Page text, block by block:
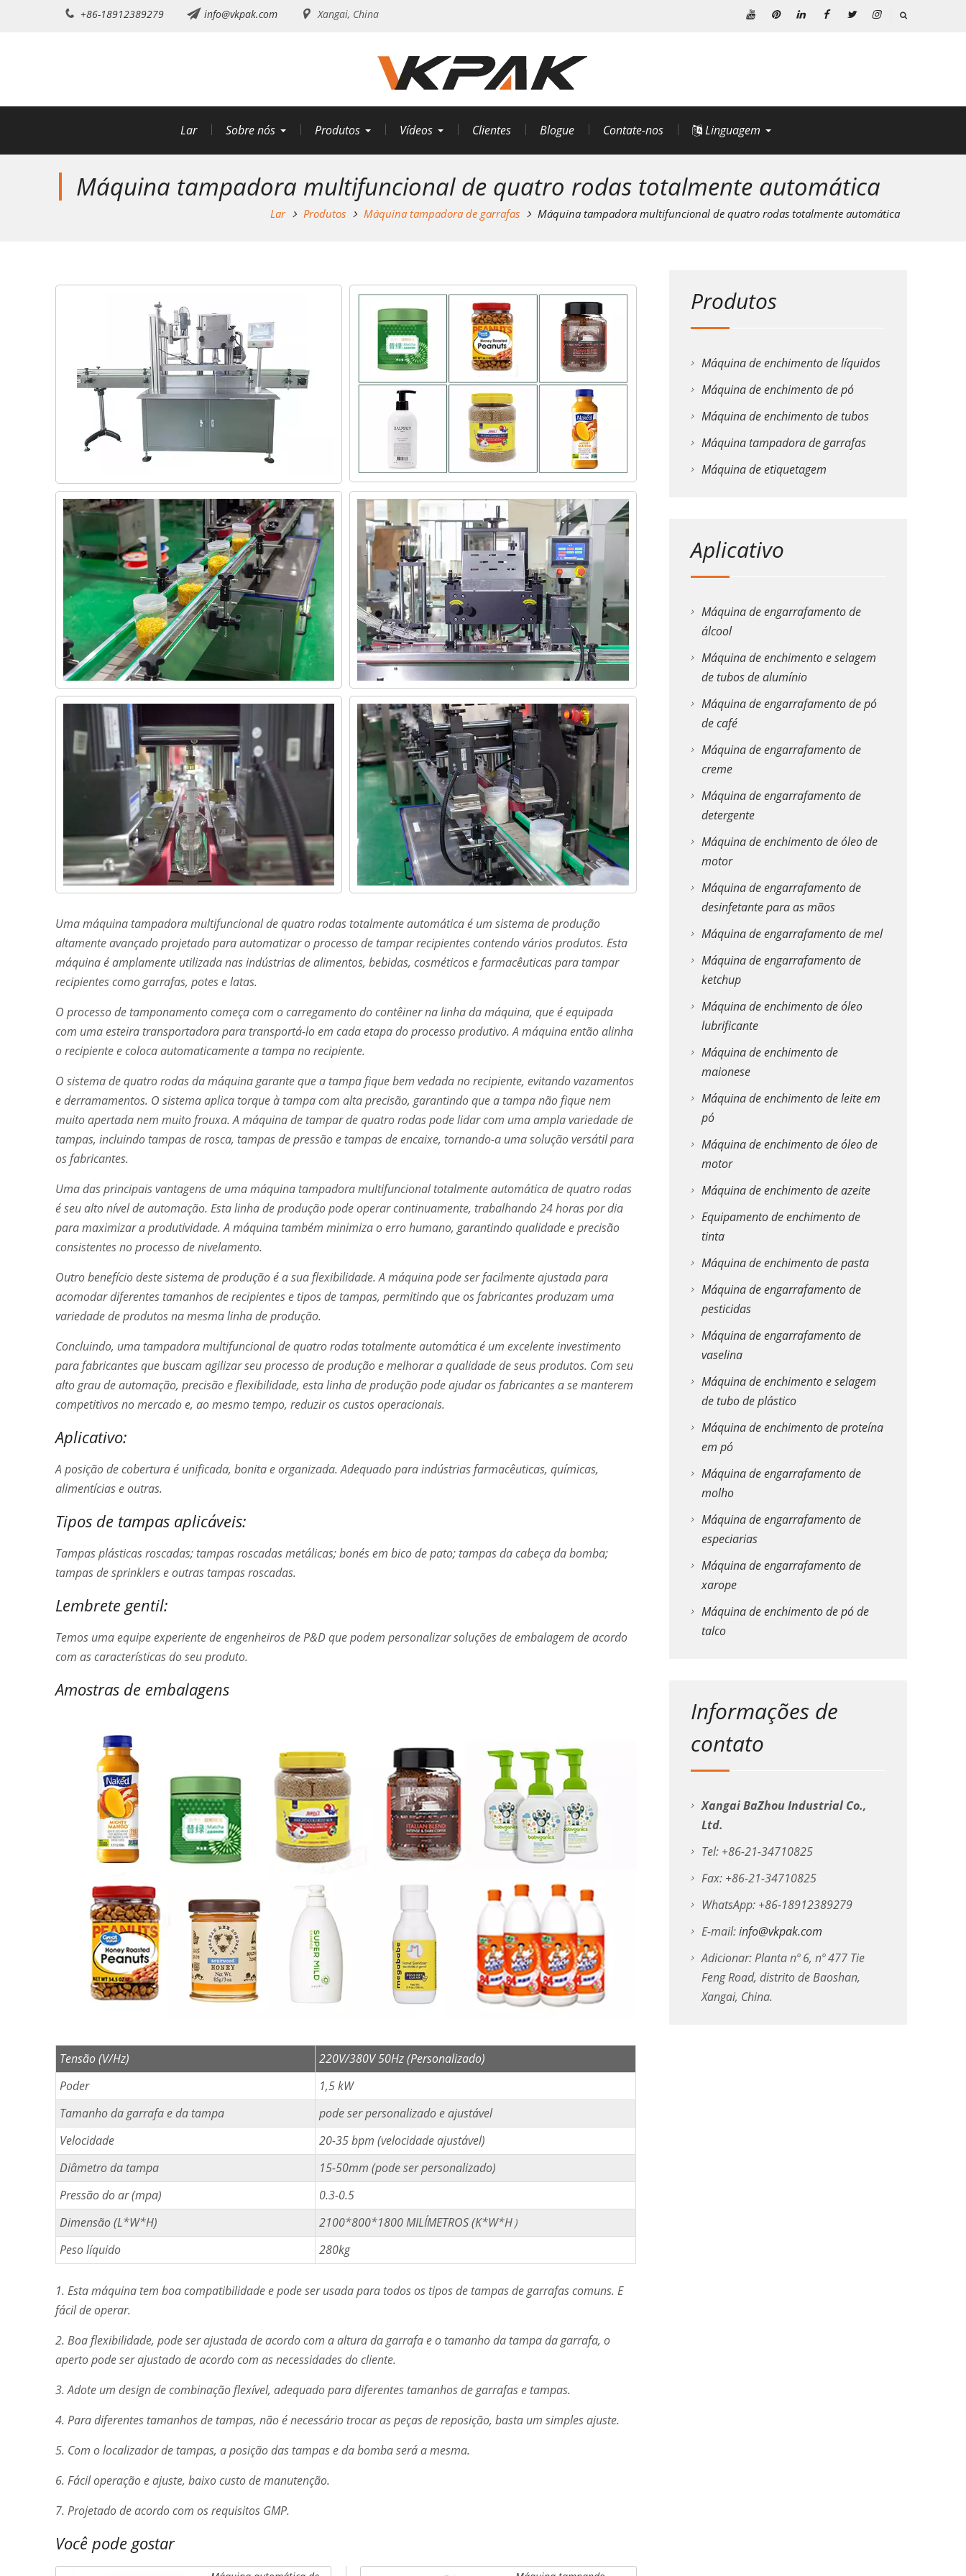
+86-18912389279 info@vkpak.com Xangai, China
Lar Sobre nós Produtos Vídeos Clientes Blogue Contate-nos Linguagem
Máquina tampadora multifuncional de quatro rodas totalmente automática
Lar Produtos Máquina tampadora de garrafas Máquina tampadora multifuncional de quatro rodas totalmente automática
Uma máquina tampadora multifuncional de quatro rodas totalmente automática é um sistema de produção
altamente avançado projetado para automatizar o processo de tampar recipientes contendo vários produtos. Esta
máquina é amplamente utilizada nas indústrias de alimentos, bebidas, cosméticos e farmacêuticas para tampar
recipientes como garrafas, potes e latas.
O processo de tamponamento começa com o carregamento do contêiner na linha da máquina, que é equipada
com uma esteira transportadora para transportá-lo em cada etapa do processo produtivo. A máquina então alinha
o recipiente e coloca automaticamente a tampa no recipiente.
O sistema de quatro rodas da máquina garante que a tampa fique bem vedada no recipiente, evitando vazamentos
e derramamentos. O sistema aplica torque à tampa com alta precisão, garantindo que a tampa não fique nem
muito apertada nem muito frouxa. A máquina de tampar de quatro rodas pode lidar com uma ampla variedade de
tampas, incluindo tampas de rosca, tampas de pressão e tampas de encaixe, tornando-a uma solução versátil para
os fabricantes.
Uma das principais vantagens de uma máquina tampadora multifuncional totalmente automática de quatro rodas
é seu alto nível de automação. Esta linha de produção pode operar continuamente, trabalhando 24 horas por dia
para maximizar a produtividade. A máquina também minimiza o erro humano, garantindo qualidade e precisão
consistentes no processo de nivelamento.
Outro benefício deste sistema de produção é a sua flexibilidade. A máquina pode ser facilmente ajustada para
acomodar diferentes tamanhos de recipientes e tipos de tampas, permitindo que os fabricantes produzam uma
variedade de produtos na mesma linha de produção.
Concluindo, uma tampadora multifuncional de quatro rodas totalmente automática é um excelente investimento
para fabricantes que buscam agilizar seu processo de produção e melhorar a qualidade de seus produtos. Com seu
alto grau de automação, precisão e flexibilidade, esta linha de produção pode ajudar os fabricantes a se manterem
competitivos no mercado e, ao mesmo tempo, reduzir os custos operacionais.
Aplicativo:
A posição de cobertura é unificada, bonita e organizada. Adequado para indústrias farmacêuticas, químicas,
alimentícias e outras.
Tipos de tampas aplicáveis:
Tampas plásticas roscadas; tampas roscadas metálicas; bonés em bico de pato; tampas da cabeça da bomba;
tampas de sprinklers e outras tampas roscadas.
Lembrete gentil:
Temos uma equipe experiente de engenheiros de P&D que podem personalizar soluções de embalagem de acordo
com as características do seu produto.
Amostras de embalagens
Tensão (V/Hz)
220V/380V 50Hz (Personalizado)
Poder
1,5 kW
Tamanho da garrafa e da tampa
pode ser personalizado e ajustável
Velocidade
20-35 bpm (velocidade ajustável)
Diâmetro da tampa
15-50mm (pode ser personalizado)
Pressão do ar (mpa)
0.3-0.5
Dimensão (L*W*H)
2100*800*1800 MILÍMETROS (K*W*H）
Peso líquido
280kg
1. Esta máquina tem boa compatibilidade e pode ser usada para todos os tipos de tampas de garrafas comuns. E
fácil de operar.
2. Boa flexibilidade, pode ser ajustada de acordo com a altura da garrafa e o tamanho da tampa da garrafa, o
aperto pode ser ajustado de acordo com as necessidades do cliente.
3. Adote um design de combinação flexível, adequado para diferentes tamanhos de garrafas e tampas.
4. Para diferentes tamanhos de tampas, não é necessário trocar as peças de reposição, basta um simples ajuste.
5. Com o localizador de tampas, a posição das tampas e da bomba será a mesma.
6. Fácil operação e ajuste, baixo custo de manutenção.
7. Projetado de acordo com os requisitos GMP.
Você pode gostar
Produtos
Máquina de enchimento de líquidos
Máquina de enchimento de pó
Máquina de enchimento de tubos
Máquina tampadora de garrafas
Máquina de etiquetagem
Aplicativo
Máquina de engarrafamento de
álcool
Máquina de enchimento e selagem
de tubos de alumínio
Máquina de engarrafamento de pó
de café
Máquina de engarrafamento de
creme
Máquina de engarrafamento de
detergente
Máquina de enchimento de óleo de
motor
Máquina de engarrafamento de
desinfetante para as mãos
Máquina de engarrafamento de mel
Máquina de engarrafamento de
ketchup
Máquina de enchimento de óleo
lubrificante
Máquina de enchimento de
maionese
Máquina de enchimento de leite em
pó
Máquina de enchimento de óleo de
motor
Máquina de enchimento de azeite
Equipamento de enchimento de
tinta
Máquina de enchimento de pasta
Máquina de engarrafamento de
pesticidas
Máquina de engarrafamento de
vaselina
Máquina de enchimento e selagem
de tubo de plástico
Máquina de enchimento de proteína
em pó
Máquina de engarrafamento de
molho
Máquina de engarrafamento de
especiarias
Máquina de engarrafamento de
xarope
Máquina de enchimento de pó de
talco
Informações de
contato
Xangai BaZhou Industrial Co.,
Ltd.
Tel: +86-21-34710825
Fax: +86-21-34710825
WhatsApp: +86-18912389279
E-mail:info@vkpak.com
Adicionar: Planta nº 6, nº 477 Tie
Feng Road, distrito de Baoshan,
Xangai, China.